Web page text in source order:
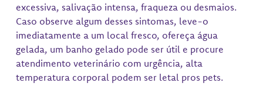
excessiva, salivação intensa, fraqueza ou desmaios.
Caso observe algum desses sintomas, leve-o
imediatamente a um local fresco, ofereça água
gelada, um banho gelado pode ser útil e procure
atendimento veterinário com urgência, alta
temperatura corporal podem ser letal pros pets.